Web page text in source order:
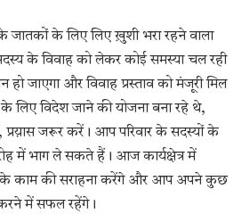
जातकों के लिए लिए ख़ुशी भरा रहने वाला
के विवाह को लेकर कोई समस्या चल रही
जाएगा और विवाह प्रस्ताव को मंजूरी मिल
के लिए विदेश जाने की योजना बना रहे थे,
प्रय़ास जरूर करें। आप परिवार के सदस्यों के
में भाग ले सकते हैं। आज कार्यक्षेत्र में
काम की सराहना करेंगे और आप अपने कुछ
में सफल रहेंगे।